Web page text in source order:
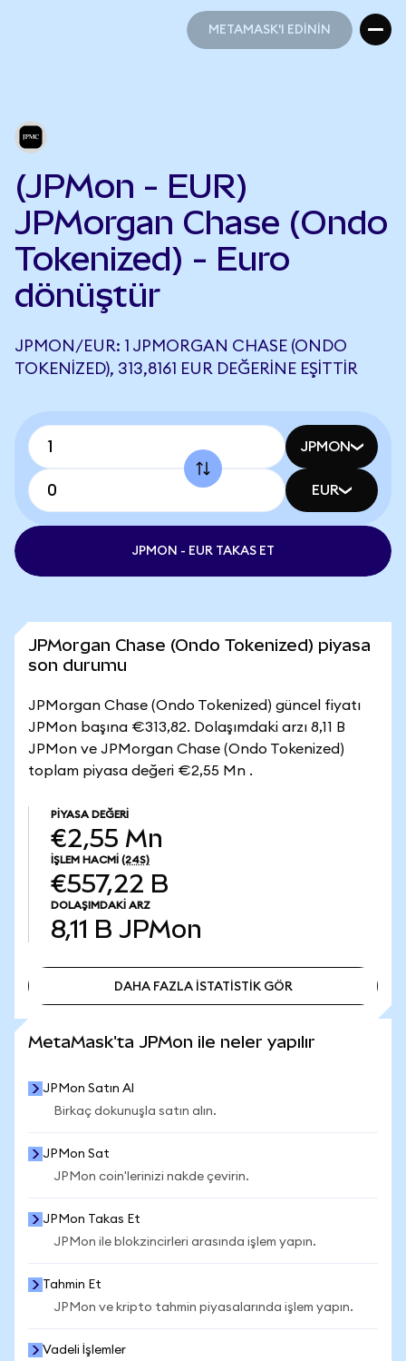
METAMASK'I EDİNİN
(JPMon - EUR)
JPMorgan Chase (Ondo
Tokenized) - Euro
dönüştür
JPMON/EUR: 1 JPMORGAN CHASE (ONDO
TOKENIZED), 313,8161 EUR DEĞERINE EŞITTIR
JPMON
EUR
JPMON - EUR TAKAS ET
JPMorgan Chase (Ondo Tokenized) piyasa
son durumu
JPMorgan Chase (Ondo Tokenized) güncel fiyatı
JPMon başına €313,82. Dolaşımdaki arzı 8,11 B
JPMon ve JPMorgan Chase (Ondo Tokenized)
toplam piyasa değeri €2,55 Mn .
PIYASA DEĞERI
€2,55 Mn
İŞLEM HACMI (24S)
€557,22 B
DOLAŞIMDAKI ARZ
8,11 B JPMon
DAHA FAZLA İSTATİSTİK GÖR
MetaMask'ta JPMon ile neler yapılır
JPMon Satın Al
Birkaç dokunuşla satın alın.
JPMon Sat
JPMon coin'lerinizi nakde çevirin.
JPMon Takas Et
JPMon ile blokzincirleri arasında işlem yapın.
Tahmin Et
JPMon ve kripto tahmin piyasalarında işlem yapın.
Vadeli İşlemler